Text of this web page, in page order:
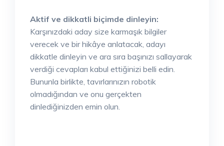
Aktif ve dikkatli biçimde dinleyin:
Karşınızdaki aday size karmaşık bilgiler
verecek ve bir hikâye anlatacak, adayı
dikkatle dinleyin ve ara sıra başınızı sallayarak
verdiği cevapları kabul ettiğinizi belli edin.
Bununla birlikte, tavırlarınızın robotik
olmadığından ve onu gerçekten
dinlediğinizden emin olun.